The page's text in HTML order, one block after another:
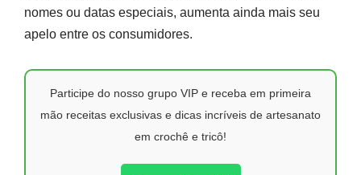
nomes ou datas especiais, aumenta ainda mais seu
apelo entre os consumidores.
Participe do nosso grupo VIP e receba em primeira
mão receitas exclusivas e dicas incríveis de artesanato
em crochê e tricô!